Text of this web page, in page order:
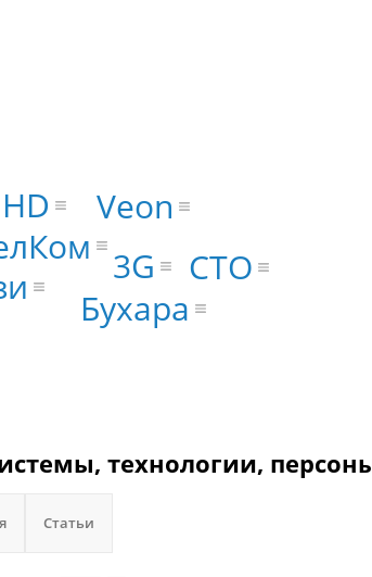
Veon
3G
Бухара
CTO
технологии,
Статьи